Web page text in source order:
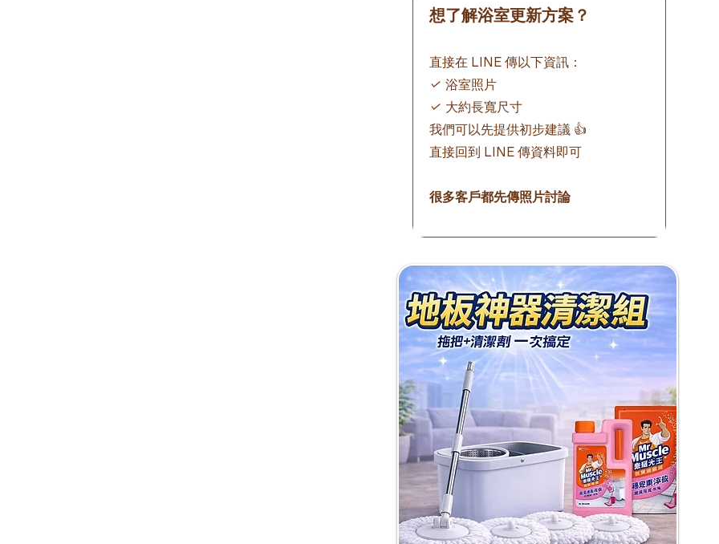
想了解浴室更新方案？
直接在 LINE 傳以下資訊：
✓ 浴室照片
✓ 大約長寬尺寸
我們可以先提供初步建議 👍
直接回到 LINE 傳資料即可
很多客戶都先傳照片討論